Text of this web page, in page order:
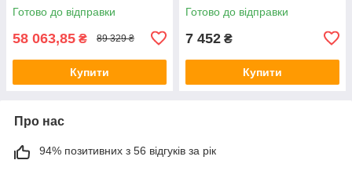
Готово до відправки
58 063,85 ₴ 89 329 ₴
Купити
Готово до відправки
7 452 ₴
Купити
Про нас
94% позитивних з 56 відгуків за рік